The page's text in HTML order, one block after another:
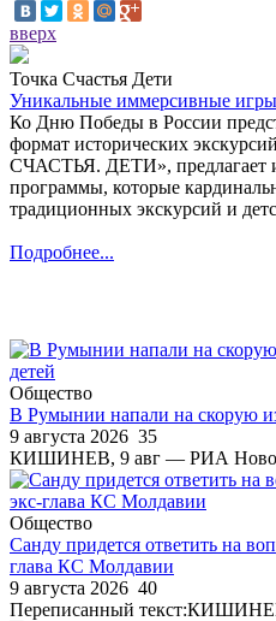
вверх
Точка Счастья Дети
Уникальные иммерсивные
Ко Дню Победы в России
формат исторических
СЧАСТЬЯ. ДЕТИ», предлагает
программы, которые
традиционных экскурсий и
Подробнее...
Общество
В Румынии напали на скорую
9 августа 2026 35
КИШИНЕВ, 9 авг — РИА
Общество
Санду придется ответить на
глава КС Молдавии
9 августа 2026 40
Переписанный